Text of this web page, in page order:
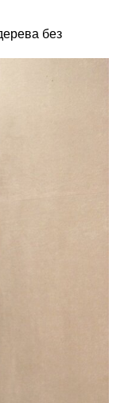
без